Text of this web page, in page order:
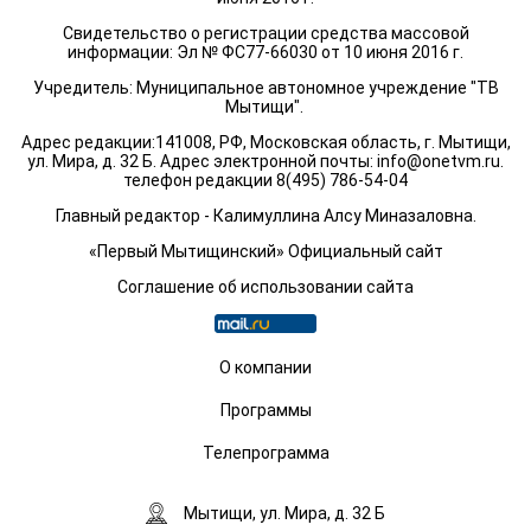
Свидетельство о регистрации средства массовой
информации: Эл № ФС77-66030 от 10 июня 2016 г.
Учредитель: Муниципальное автономное учреждение "ТВ
Мытищи".
Адрес редакции:141008, РФ, Московская область, г. Мытищи,
ул. Мира, д. 32 Б. Адрес электронной почты: info@onetvm.ru
телефон редакции 8(495) 786-54-04
Главный редактор - Калимуллина Алсу Миназаловна.
«Первый Мытищинский» Официальный сайт
Соглашение об использовании сайта
О компании
Программы
Телепрограмма
Мытищи, ул. Мира, д. 32 Б